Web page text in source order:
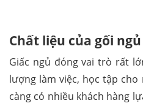
Chất liệu của gối
Giấc ngủ đóng vai trò rất
lượng làm việc, học tập
càng có nhiều khách hàng